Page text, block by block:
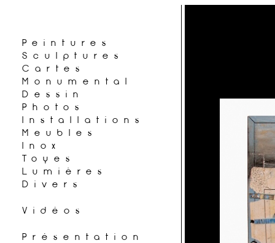
Peintures
Sculptures
Cartes
Monumental
Dessin
Photos
Installations
Meubles
Inox
Toyes
Lumières
Divers
Vidéos
Présentation